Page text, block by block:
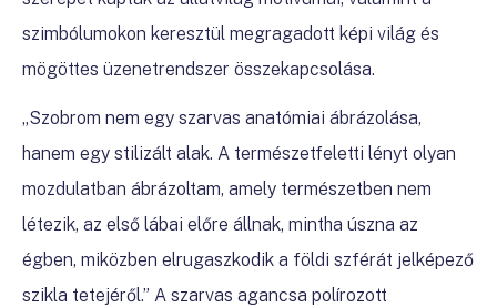
szimbólumokon keresztül megragadott képi világ és
mögöttes üzenetrendszer összekapcsolása.
„Szobrom nem egy szarvas anatómiai ábrázolása,
hanem egy stilizált alak. A természetfeletti lényt olyan
mozdulatban ábrázoltam, amely természetben nem
létezik, az első lábai előre állnak, mintha úszna az
égben, miközben elrugaszkodik a földi szférát jelképező
szikla tetejéről.” A szarvas agancsa polírozott